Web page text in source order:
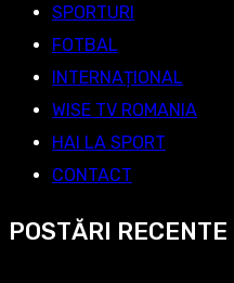
SPORTURI
FOTBAL
INTERNAȚIONAL
WISE TV ROMANIA
HAI LA SPORT
CONTACT
POSTĂRI RECENTE